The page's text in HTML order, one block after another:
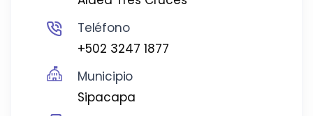
Teléfono
+502 3247 1877
Municipio
Sipacapa